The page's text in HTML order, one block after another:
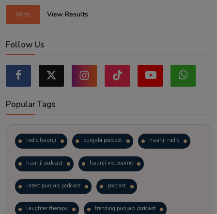
Vote View Results
Follow Us
Popular Tags
radio haanji punjabi podcast haanji radio
haanji podcast haanji melbourne
latest punjabi podcast podcast
laughter therapy trending punjabi podcast